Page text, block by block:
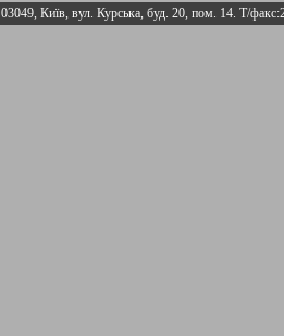
03049, Київ, вул. Курська, буд. 20, пом. 14. Т/